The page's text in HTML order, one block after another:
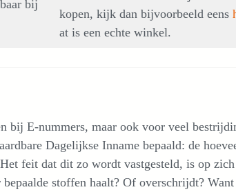
bij
kopen, kijk dan bijvoorbeeld eens
at is een echte winkel.
bij E-nummers, maar ook voor veel
Dagelijkse Inname bepaald: de
feit dat dit zo wordt vastgesteld, is op
stoffen haalt? Of overschrijdt?